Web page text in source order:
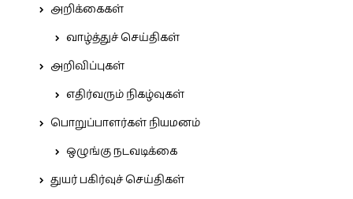
அறிக்கைகள்
வாழ்த்துச் செய்திகள்
அறிவிப்புகள்
எதிர்வரும் நிகழ்வுகள்
பொறுப்பாளர்கள் நியமனம்
ஒழுங்கு நடவடிக்கை
துயர் பகிர்வுச் செய்திகள்